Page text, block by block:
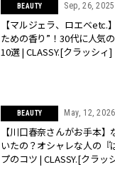
BEAUTY Sep, 26, 2025
【マルジェラ、ロエベetc.
ための香り”！30代に人気
10選 | CLASSY.[クラッシィ]
BEAUTY May, 12, 2026
【川口春奈さんがお手本
いたの？オシャレな人の『
プのコツ | CLASSY.[クラッ